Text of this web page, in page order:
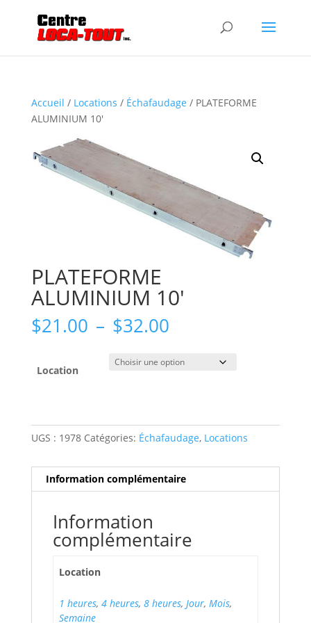
Accueil / Locations / Échafaudage / PLATEFORME
ALUMINIUM 10′
PLATEFORME
ALUMINIUM 10′
$21.00 – $32.00Plage
prix :
$21.00
Location
UGS : 1978 Catégories: Échafaudage, Locations
Information complémentaire
Information
complémentaire
Location
1 heures, 4 heures, 8 heures, Jour, Mois,
Semaine